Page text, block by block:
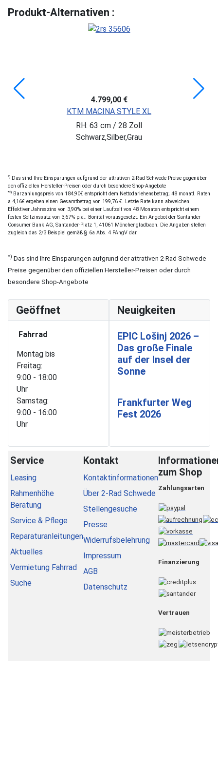
Produkt-Alternativen :
4.799,00 €
KTM MACINA STYLE XL
RH: 63 cm / 28 Zoll
Schwarz,Silber,Grau
*) Das sind Ihre Einsparungen aufgrund der attrativen 2-Rad Schwede Preise gegenüber
den offiziellen Hersteller-Preisen oder durch besondere Shop-Angebote
**) Barzahlungspreis von 184,90€ entspricht dem Nettodarlehensbetrag; 48 monatl. Raten
a 4,16€ ergeben einen Gesamtbetrag von 199,76 €. Letzte Rate kann abweichen.
Effektiver Jahreszins von 3,90% bei einer Laufzeit von 48 Monaten entspricht einem
festen Sollzinssatz von 3,67% p.a.. Bonität vorausgesetzt. Ein Angebot der Santander
Consumer Bank AG, Santander-Platz 1, 41061 Mönchengladbach. Die Angaben stellen
zugleich das 2/3 Beispiel gemäß § 6a Abs. 4 PAngV dar.
*) Das sind Ihre Einsparungen aufgrund der attrativen 2-Rad Schwede
Preise gegenüber den offiziellen Hersteller-Preisen oder durch
besondere Shop-Angebote
Geöffnet
Fahrrad
Montag bis
Freitag:
9:00 - 18:00
Uhr
Samstag:
9:00 - 16:00
Uhr
Neuigkeiten
EPIC Lošinj 2026 –
Das große Finale
auf der Insel der
Sonne
Frankfurter Weg
Fest 2026
Service
Leasing
Rahmenhöhe
Beratung
Service & Pflege
Reparaturanleitungen
Aktuelles
Vermietung Fahrrad
Suche
Kontakt
Kontaktinformationen
Über 2-Rad Schwede
Stellengesuche
Presse
Widerrufsbelehrung
Impressum
AGB
Datenschutz
zum Shop
Zahlungsarten
Finanzierung
Vertrauen